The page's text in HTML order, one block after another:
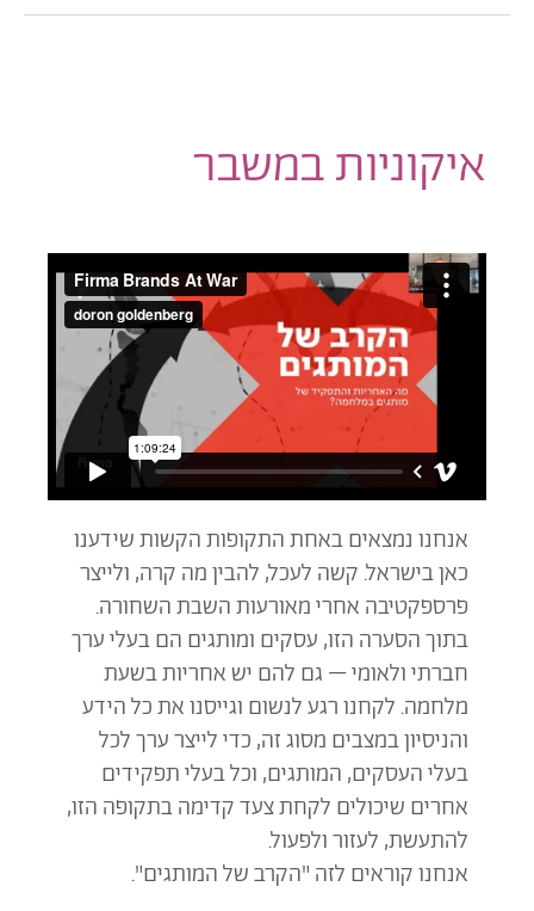
איקוניות במשבר
אנחנו נמצאים באחת התקופות הקשות שידענו
כאן בישראל. קשה לעכל, להבין מה קרה, ולייצר
פרספקטיבה אחרי מאורעות השבת השחורה.
בתוך הסערה הזו, עסקים ומותגים הם בעלי ערך
חברתי ולאומי – גם להם יש אחריות בשעת
מלחמה. לקחנו רגע לנשום וגייסנו את כל הידע
והניסיון במצבים מסוג זה, כדי לייצר ערך לכל
בעלי העסקים, המותגים, וכל בעלי תפקידים
אחרים שיכולים לקחת צעד קדימה בתקופה הזו,
להתעשת, לעזור ולפעול.
אנחנו קוראים לזה "הקרב של המותגים".